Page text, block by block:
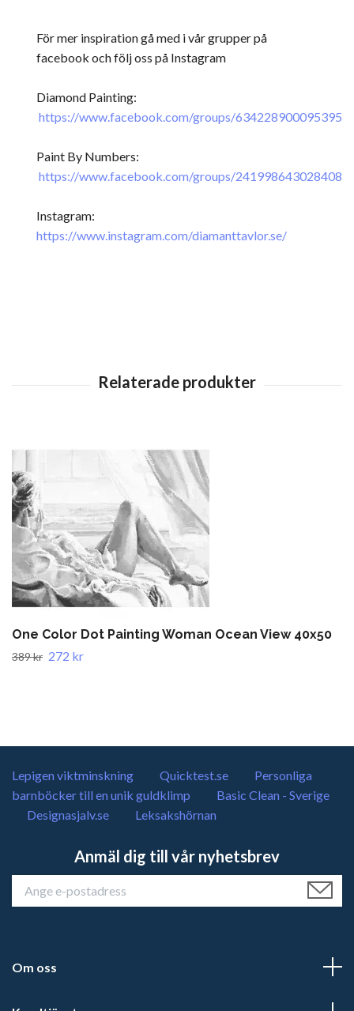
För mer inspiration gå med i vår grupper på
facebook och följ oss på Instagram
Diamond Painting:
https://www.facebook.com/groups/634228900095395
Paint By Numbers:
https://www.facebook.com/groups/241998643028408
Instagram:
https://www.instagram.com/diamanttavlor.se/
One Color Dot Painting Woman Ocean View 40x50
389 kr 272 kr
Lepigen viktminskning Quicktest.se
Personliga
barnböcker till en unik guldklimp
Basic Clean - Sverige
Designasjalv.se
Leksakshörnan
Anmäl dig till vår nyhetsbrev
Om oss